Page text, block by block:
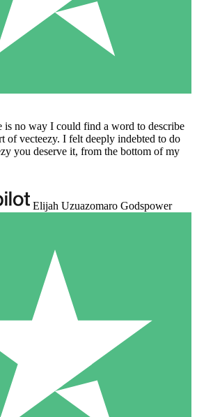
is no way I could find a word to describe
of vecteezy. I felt deeply indebted to do
you deserve it, from the bottom of my
Elijah Uzuazomaro Godspower